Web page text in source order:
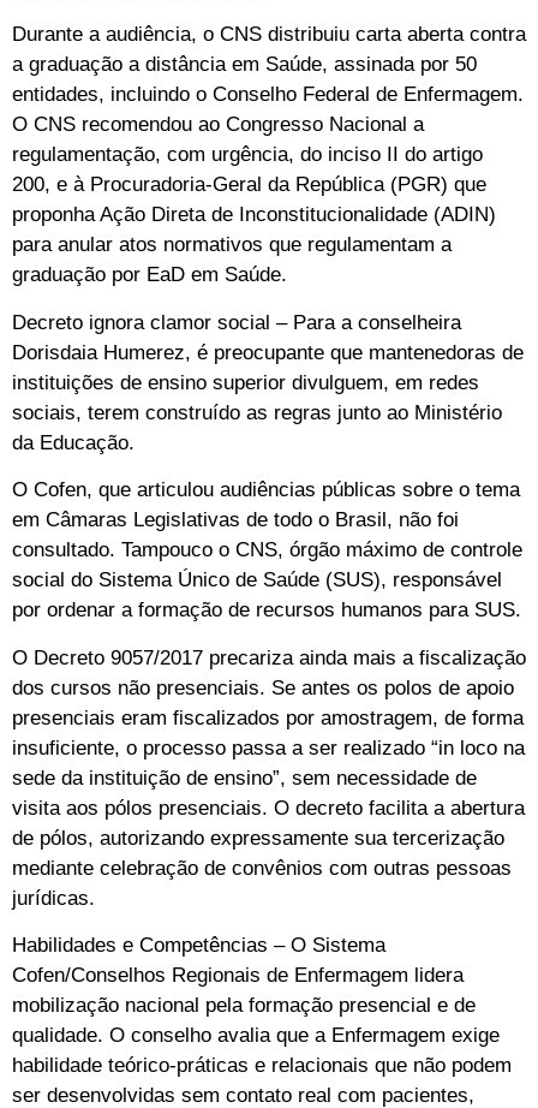
Durante a audiência, o CNS distribuiu carta aberta contra
a graduação a distância em Saúde, assinada por 50
entidades, incluindo o Conselho Federal de Enfermagem.
O CNS recomendou ao Congresso Nacional a
regulamentação, com urgência, do inciso II do artigo
200, e à Procuradoria-Geral da República (PGR) que
proponha Ação Direta de Inconstitucionalidade (ADIN)
para anular atos normativos que regulamentam a
graduação por EaD em Saúde.
Decreto ignora clamor social – Para a conselheira
Dorisdaia Humerez, é preocupante que mantenedoras de
instituições de ensino superior divulguem, em redes
sociais, terem construído as regras junto ao Ministério
da Educação.
O Cofen, que articulou audiências públicas sobre o tema
em Câmaras Legislativas de todo o Brasil, não foi
consultado. Tampouco o CNS, órgão máximo de controle
social do Sistema Único de Saúde (SUS), responsável
por ordenar a formação de recursos humanos para SUS.
O Decreto 9057/2017 precariza ainda mais a fiscalização
dos cursos não presenciais. Se antes os polos de apoio
presenciais eram fiscalizados por amostragem, de forma
insuficiente, o processo passa a ser realizado “in loco na
sede da instituição de ensino”, sem necessidade de
visita aos pólos presenciais. O decreto facilita a abertura
de pólos, autorizando expressamente sua tercerização
mediante celebração de convênios com outras pessoas
jurídicas.
Habilidades e Competências – O Sistema
Cofen/Conselhos Regionais de Enfermagem lidera
mobilização nacional pela formação presencial e de
qualidade. O conselho avalia que a Enfermagem exige
habilidade teórico-práticas e relacionais que não podem
ser desenvolvidas sem contato real com pacientes,